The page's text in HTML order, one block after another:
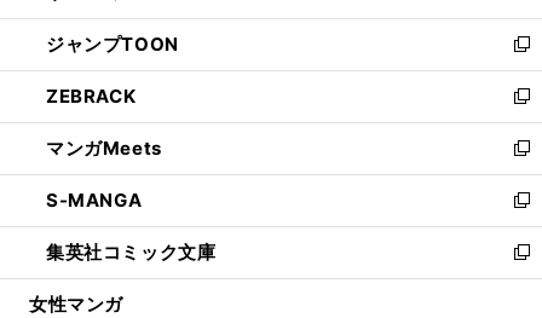
開
く
ウ
で
開
く
ン
ド
ウ
で
開
く
ウ
ィ
ン
ド
ウ
で
開
く
し
い
ウ
ィ
ン
ド
ウ
で
開
く
ジャンプTOON
新
し
い
ウ
ィ
ン
ド
ウ
で
開
ZEBRACK
新
し
い
ウ
ィ
ン
ド
ウ
マンガMeets
新
し
い
ウ
ィ
ン
S-MANGA
新
し
い
ウ
集英社コミック文庫
新
し
女性マンガ